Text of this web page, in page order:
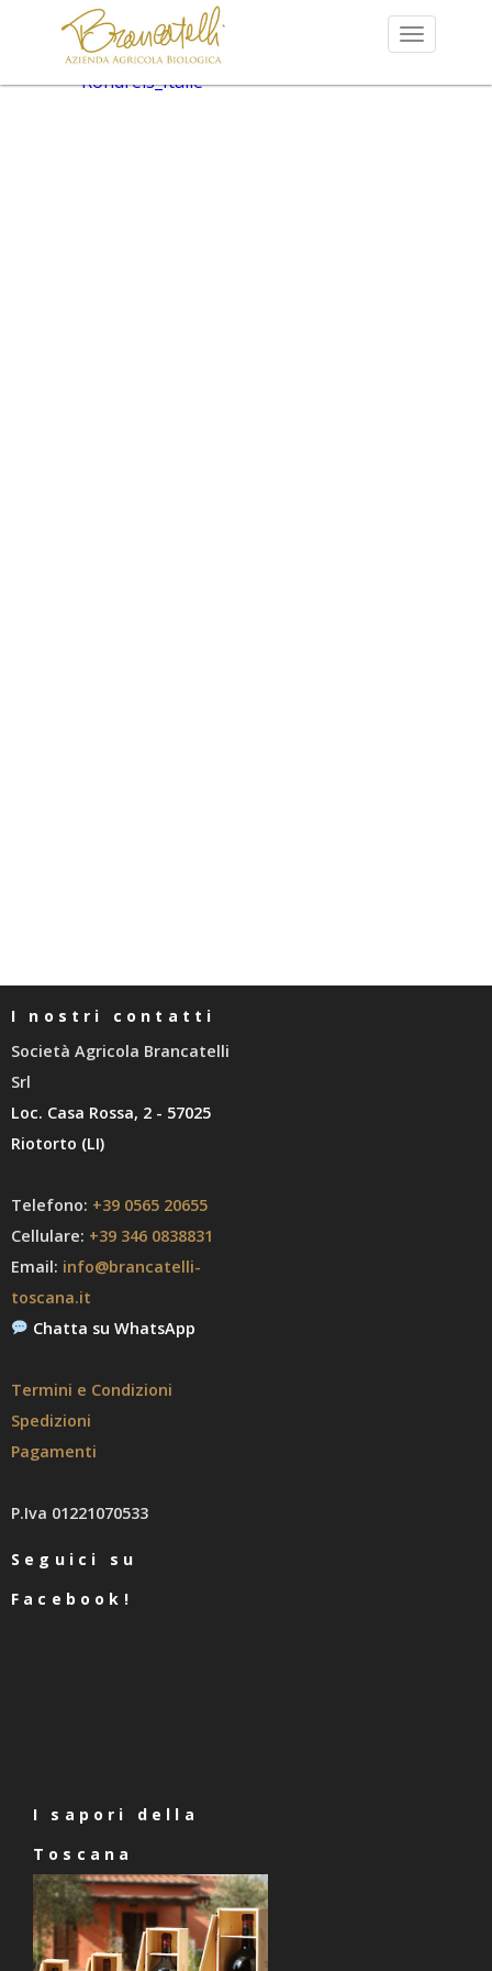
Rondreis_Italie
I nostri contatti
Società Agricola Brancatelli
Srl
Loc. Casa Rossa, 2 - 57025
Riotorto (LI)
Telefono: +39 0565 20655
Cellulare: +39 346 0838831
Email: info@brancatelli-
toscana.it
Chatta su WhatsApp
Termini e Condizioni
Spedizioni
Pagamenti
P.Iva 01221070533
Seguici su
Facebook!
I sapori della
Toscana